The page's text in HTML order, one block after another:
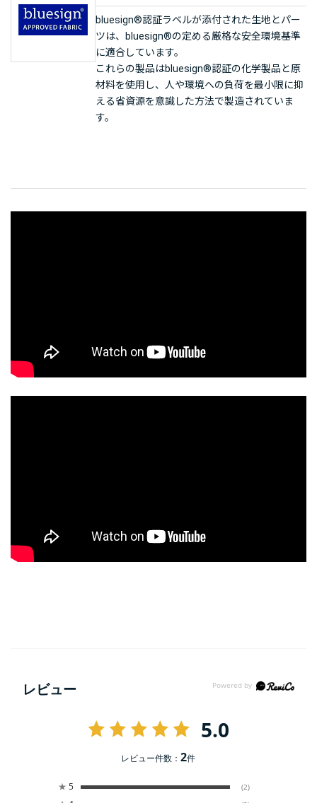
bluesign®認証ラベルが添付された生地とパー
ツは、bluesign®の定める厳格な安全環境基準
に適合しています。
これらの製品はbluesign®認証の化学製品と原
材料を使用し、人や環境への負荷を最小限に抑
える省資源を意識した方法で製造されていま
す。
レビュー
5.0
レビュー件数：2件
★ 5 (2)